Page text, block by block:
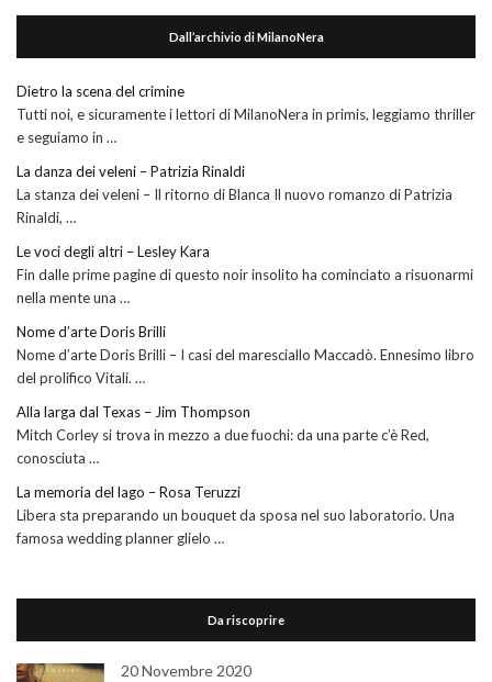
Dall’archivio di MilanoNera
Dietro la scena del crimine
Tutti noi, e sicuramente i lettori di MilanoNera in primis, leggiamo thriller
e seguiamo in …
La danza dei veleni – Patrizia Rinaldi
La stanza dei veleni – Il ritorno di Blanca Il nuovo romanzo di Patrizia
Rinaldi, …
Le voci degli altri – Lesley Kara
Fin dalle prime pagine di questo noir insolito ha cominciato a risuonarmi
nella mente una …
Nome d’arte Doris Brilli
Nome d’arte Doris Brilli – I casi del maresciallo Maccadò. Ennesimo libro
del prolifico Vitali. …
Alla larga dal Texas – Jim Thompson
Mitch Corley si trova in mezzo a due fuochi: da una parte c’è Red,
conosciuta …
La memoria del lago – Rosa Teruzzi
Libera sta preparando un bouquet da sposa nel suo laboratorio. Una
famosa wedding planner glielo …
Da riscoprire
20 Novembre 2020